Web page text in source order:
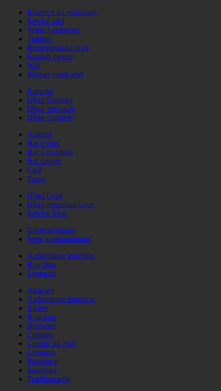
Réserver un restaurant
Service tard
Vente à emporter
Traiteur
Retransmission foot
English menus
Wifi
Séjours week-end
Karaoké
Dîner Dansant
Dîner spectacle
Dîner croisière
Apéritif
Bar à vins
Bar à cocktails
Bar lounge
Café
Tapas
Hôtel Lyon
Hôtel restaurant Lyon
Service Tard
Gastronomique
Semi gastronomique
Authentique bouchon
Bouchon
Lyonnais
Alsacien
Authentique bouchon
Bistrot
Bouchon
Brasserie
Crêperie
Cuisine du Sud
Lyonnais
Provençal
Savoyard
Traditionnelle